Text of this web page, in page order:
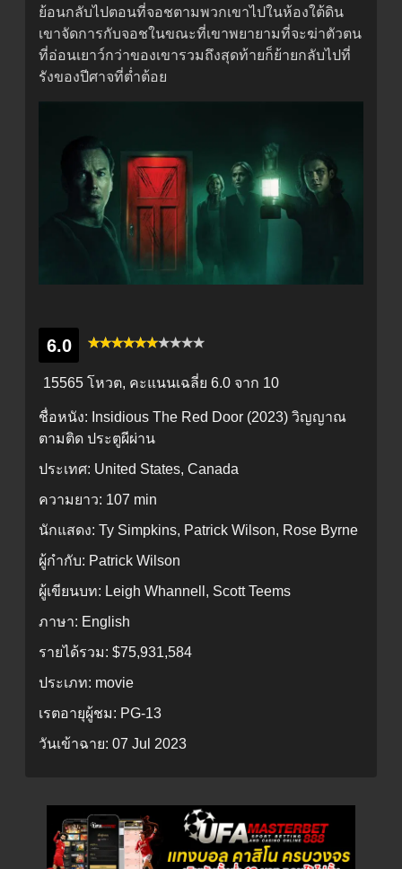
ย้อนกลับไปตอนที่จอชตามพวกเขาไปในห้องใต้ดิน
เขาจัดการกับจอชในขณะที่เขาพยายามที่จะฆ่าตัวตน
ที่อ่อนเยาว์กว่าของเขารวมถึงสุดท้ายก็ย้ายกลับไปที่
รังของปีศาจที่ต่ำต้อย
6.0
15565 โหวต, คะแนนเฉลี่ย 6.0 จาก 10
ชื่อหนัง: Insidious The Red Door (2023) วิญญาณ
ตามติด ประตูผีผ่าน
ประเทศ: United States, Canada
ความยาว: 107 min
นักแสดง: Ty Simpkins, Patrick Wilson, Rose Byrne
ผู้กำกับ: Patrick Wilson
ผู้เขียนบท: Leigh Whannell, Scott Teems
ภาษา: English
รายได้รวม: $75,931,584
ประเภท: movie
เรตอายุผู้ชม: PG-13
วันเข้าฉาย: 07 Jul 2023